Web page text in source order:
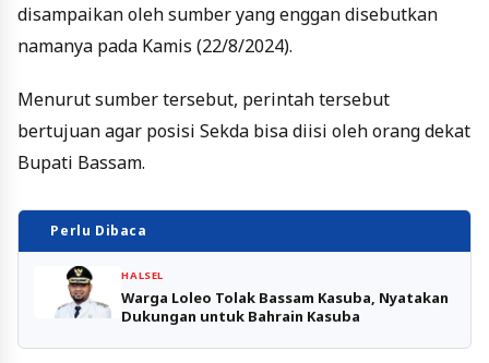
disampaikan oleh sumber yang enggan disebutkan
namanya pada Kamis (22/8/2024).
Menurut sumber tersebut, perintah tersebut
bertujuan agar posisi Sekda bisa diisi oleh orang dekat
Bupati Bassam.
Perlu Dibaca
HALSEL
Warga Loleo Tolak Bassam Kasuba, Nyatakan
Dukungan untuk Bahrain Kasuba